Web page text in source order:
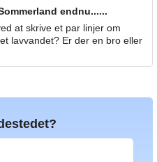
endnu......
at skrive et par linjer om
lavvandet? Er der en bro eller